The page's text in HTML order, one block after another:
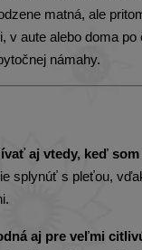
matná, ale
v aute alebo doma
námahy.
aj vtedy, keď
splynúť s pleťou,
aj pre veľmi